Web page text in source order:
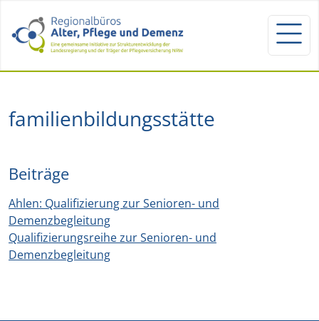
familienbildungsstätte
Beiträge
Ahlen: Qualifizierung zur Senioren- und
Demenzbegleitung
Qualifizierungsreihe zur Senioren- und
Demenzbegleitung